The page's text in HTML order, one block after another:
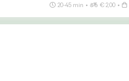
20-45 min • € 2,00 •